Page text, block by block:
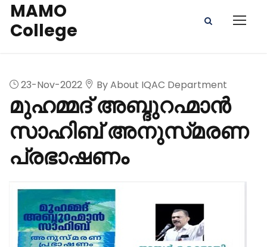
MAMO
College
23-Nov-2022 By About IQAC Department
മുഹമ്മദ് അബ്ദുറഹ്മാൻ
സാഹിബ് അനുസ്‌മരണ
പ്രഭാഷണം